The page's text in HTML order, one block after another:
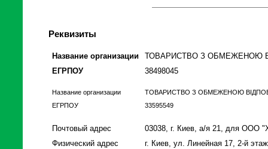
Реквизиты
Название организации
ТОВАРИСТВО З ОБМЕЖЕНОЮ
ЕГРПОУ
38498045
Название организации
ТОВАРИСТВО З ОБМЕЖЕНОЮ
ЕГРПОУ
33595549
Почтовый адрес
03038, г. Киев, а/я 21, для ООО
Физический адрес
г. Киев, ул. Линейная 17, 2-й